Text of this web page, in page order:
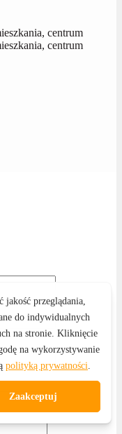
centrum
centrum